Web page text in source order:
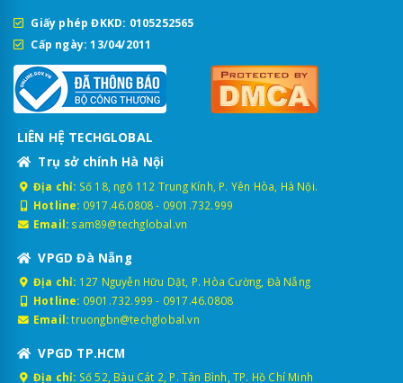
Giấy phép ĐKKD: 0105252565
Cấp ngày: 13/04/2011
LIÊN HỆ TECHGLOBAL
Trụ sở chính Hà Nội
Địa chỉ: Số 18, ngõ 112 Trung Kính, P. Yên Hòa, Hà Nội.
Hotline: 0917.46.0808- 0901.732.999
Email: sam89@techglobal.vn
VPGD Đà Nẵng
Địa chỉ: 127 Nguyễn Hữu Dật, P. Hòa Cường, Đà Nẵng
Hotline: 0901.732.999 - 0917.46.0808
Email: truongbn@techglobal.vn
VPGD TP.HCM
Địa chỉ: Số 52, Bàu Cát 2, P. Tân Bình, TP. Hồ Chí Minh